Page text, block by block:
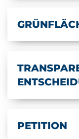
PETITION